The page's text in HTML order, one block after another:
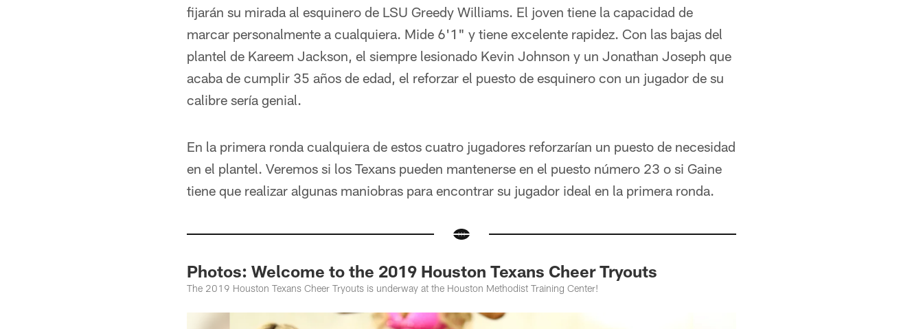
fijarán su mirada al esquinero de LSU Greedy Williams. El joven tiene la capacidad de
marcar personalmente a cualquiera. Mide 6'1" y tiene excelente rapidez. Con las bajas del
plantel de Kareem Jackson, el siempre lesionado Kevin Johnson y un Jonathan Joseph que
acaba de cumplir 35 años de edad, el reforzar el puesto de esquinero con un jugador de su
calibre sería genial.
En la primera ronda cualquiera de estos cuatro jugadores reforzarían un puesto de necesidad
en el plantel. Veremos si los Texans pueden mantenerse en el puesto número 23 o si Gaine
tiene que realizar algunas maniobras para encontrar su jugador ideal en la primera ronda.
Photos: Welcome to the 2019 Houston Texans Cheer Tryouts
The 2019 Houston Texans Cheer Tryouts is underway at the Houston Methodist Training Center!